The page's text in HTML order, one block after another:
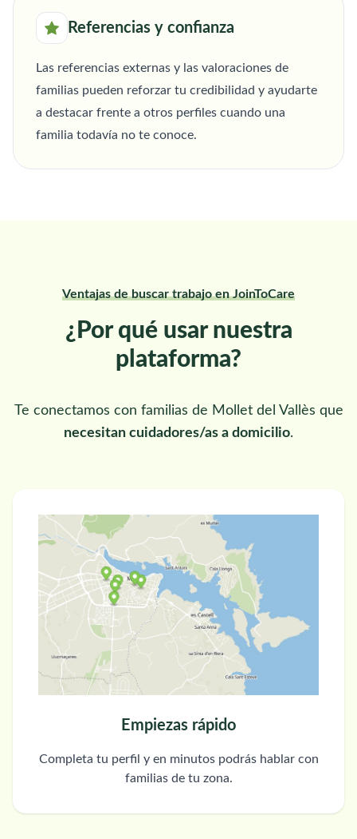
Referencias y confianza
Las referencias externas y las valoraciones de
familias pueden reforzar tu credibilidad y ayudarte
a destacar frente a otros perfiles cuando una
familia todavía no te conoce.
Ventajas de buscar trabajo en JoinToCare
¿Por qué usar nuestra
plataforma?
Te conectamos con familias de Mollet del Vallès que
necesitan cuidadores/as a domicilio.
Empiezas rápido
Completa tu perfil y en minutos podrás hablar con
familias de tu zona.